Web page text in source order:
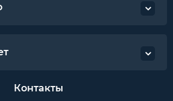
Контакты